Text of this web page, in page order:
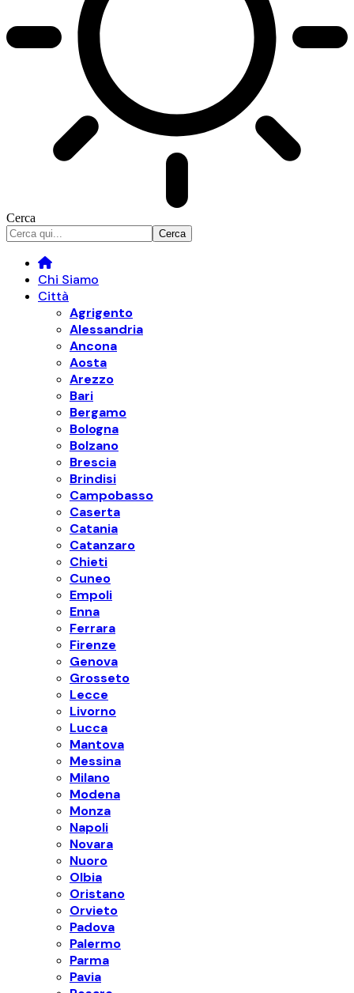
Cerca
Chi Siamo
Città
Agrigento
Alessandria
Ancona
Aosta
Arezzo
Bari
Bergamo
Bologna
Bolzano
Brescia
Brindisi
Campobasso
Caserta
Catania
Catanzaro
Chieti
Cuneo
Empoli
Enna
Ferrara
Firenze
Genova
Grosseto
Lecce
Livorno
Lucca
Mantova
Messina
Milano
Modena
Monza
Napoli
Novara
Nuoro
Olbia
Oristano
Orvieto
Padova
Palermo
Parma
Pavia